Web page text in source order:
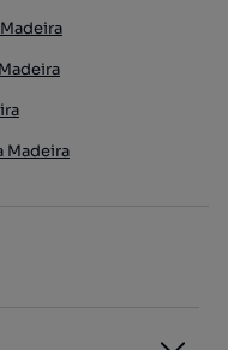
Madeira